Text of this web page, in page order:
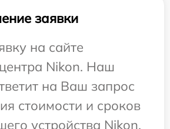
заявки
на сайте
Nikon. Наш
на Ваш запрос
стоимости и сроков
устройства Nikon.